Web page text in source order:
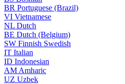
BR Portuguese (Brazil)
VI Vietnamese
NL Dutch
BE Dutch (Belgium)
SW Finnish Swedish
IT Italian
ID Indonesian
AM Amharic
UZ Uzbek